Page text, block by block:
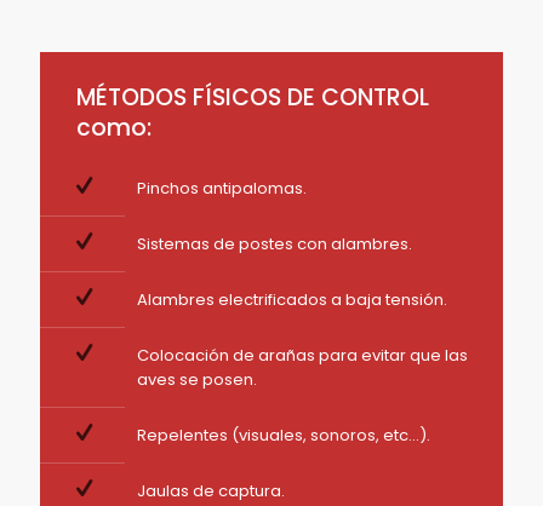
MÉTODOS FÍSICOS DE CONTROL
como:
Pinchos antipalomas.
Sistemas de postes con alambres.
Alambres electrificados a baja tensión.
Colocación de arañas para evitar que las
aves se posen.
Repelentes (visuales, sonoros, etc…).
Jaulas de captura.